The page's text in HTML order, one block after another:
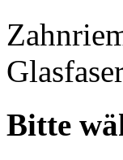
Bitte